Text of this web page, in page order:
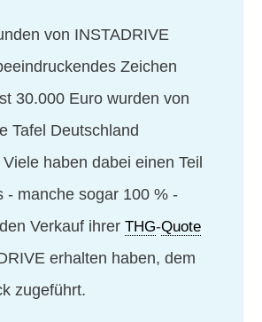
von INSTADRIVE
Zeichen
30.000 Euro wurden von
Tafel Deutschland
haben dabei einen Teil
- manche sogar 100 % -
Verkauf ihrer THG-Quote
erhalten haben, dem
zugeführt.